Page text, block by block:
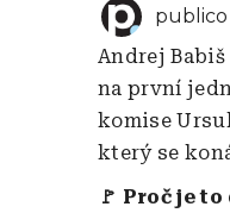
publico
Andrej
na první
komise
který se
🚩 Proč je